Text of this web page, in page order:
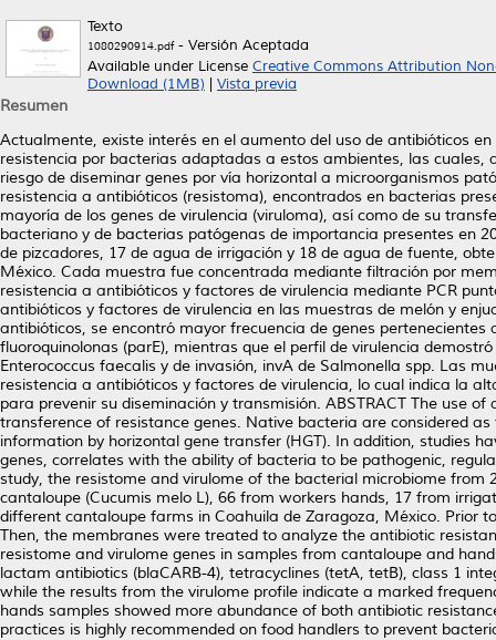
Texto
1080290914.pdf- Versión Aceptada
Available under License Creative Commons Attribution
Download (1MB)
Vista previa
Resumen
Actualmente, existe interés en el aumento del uso de antibióticos
resistencia por bacterias adaptadas a estos ambientes, las cuales,
riesgo de diseminar genes por vía horizontal a microorganismos
resistencia a antibióticos (resistoma), encontrados en bacterias
mayoría de los genes de virulencia (viruloma), así como de su
bacteriano y de bacterias patógenas de importancia presentes en
de pizcadores, 17 de agua de irrigación y 18 de agua de fuente,
México. Cada muestra fue concentrada mediante filtración por
resistencia a antibióticos y factores de virulencia mediante PCR
antibióticos y factores de virulencia en las muestras de melón y
antibióticos, se encontró mayor frecuencia de genes
fluoroquinolonas (parE), mientras que el perfil de virulencia
Enterococcus faecalis y de invasión, invA de Salmonella spp. Las
resistencia a antibióticos y factores de virulencia, lo cual indica la
para prevenir su diseminación y transmisión. ABSTRACT The use
transference of resistance genes. Native bacteria are considered
information by horizontal gene transfer (HGT). In addition, studies
genes, correlates with the ability of bacteria to be pathogenic,
study, the resistome and virulome of the bacterial microbiome
cantaloupe (Cucumis melo L), 66 from workers hands, 17 from
different cantaloupe farms in Coahuila de Zaragoza, México.
Then, the membranes were treated to analyze the antibiotic
resistome and virulome genes in samples from cantaloupe and
lactam antibiotics (blaCARB-4), tetracyclines (tetA, tetB), class 1
while the results from the virulome profile indicate a marked
hands samples showed more abundance of both antibiotic
practices is highly recommended on food handlers to prevent